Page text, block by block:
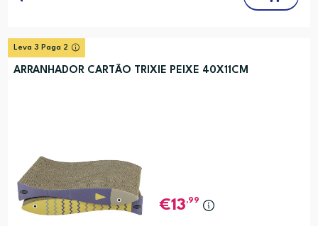
Leva 3 Paga 2
ARRANHADOR CARTÃO TRIXIE PEIXE 40X11CM
13,99